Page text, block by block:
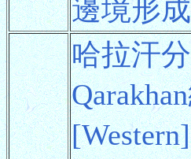
邊境形
哈拉汗